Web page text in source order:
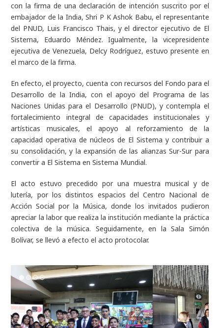
con la firma de una declaración de intención suscrito por el
embajador de la India, Shri P K Ashok Babu, el representante
del PNUD, Luis Francisco Thais, y el director ejecutivo de El
Sistema, Eduardo Méndez. Igualmente, la vicepresidente
ejecutiva de Venezuela, Delcy Rodríguez, estuvo presente en
el marco de la firma.
En efecto, el proyecto, cuenta con recursos del Fondo para el
Desarrollo de la India, con el apoyo del Programa de las
Naciones Unidas para el Desarrollo (PNUD), y contempla el
fortalecimiento integral de capacidades institucionales y
artísticas musicales, el apoyo al reforzamiento de la
capacidad operativa de núcleos de El Sistema y contribuir a
su consolidación, y la expansión de las alianzas Sur-Sur para
convertir a El Sistema en Sistema Mundial.
El acto estuvo precedido por una muestra musical y de
lutería, por los distintos espacios del Centro Nacional de
Acción Social por la Música, donde los invitados pudieron
apreciar la labor que realiza la institución mediante la práctica
colectiva de la música. Seguidamente, en la Sala Simón
Bolívar, se llevó a efecto el acto protocolar.